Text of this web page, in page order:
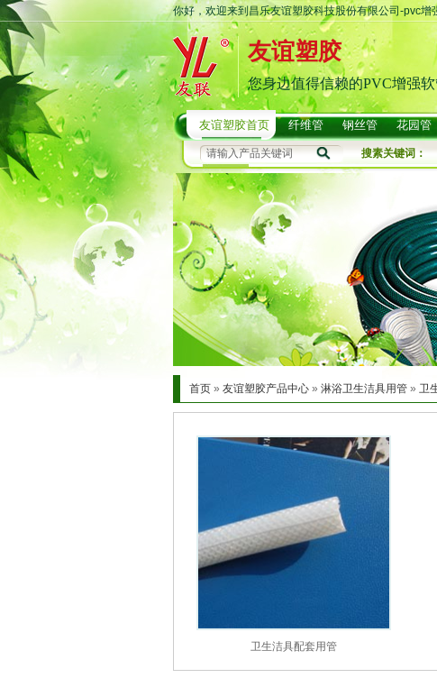
你好，欢迎来到昌乐友谊塑胶科技股份有限公司-pvc增
友谊塑胶
您身边值得信赖的PVC增强
友谊塑胶首页 纤维管 钢丝管 花园管
搜素关键词：
首页 » 友谊塑胶产品中心 » 淋浴卫生洁具用管 » 卫
卫生洁具配套用管